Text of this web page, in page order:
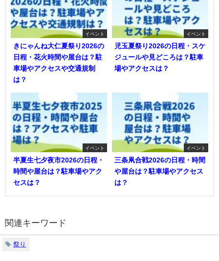
イベント
きにゃんね大仁夏祭り2026の
日程・花火時間や屋台は？駐
車場やアクセスや交通規制
は？
イベント
児玉夏祭り2026の日程・スケ
ジュールや見どころは？駐車
場やアクセスは？
イベント
半夏生七夕夜市2026の日程・
時間や屋台は？駐車場やアク
セスは？
イベント
三条凧合戦2026の日程・時間
や屋台は？駐車場やアクセス
は？
関連キーワード
祭り